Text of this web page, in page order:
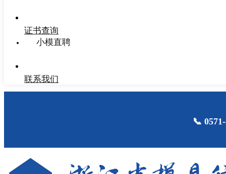
证书查询
小模直聘
联系我们
📞